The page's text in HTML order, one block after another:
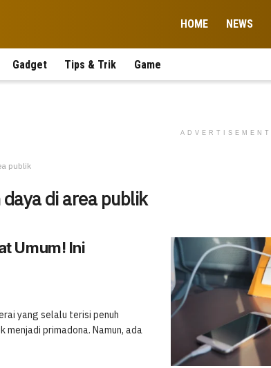
HOME NEWS
Gadget Tips & Trik Game
ADVERTISEMENT
publik
di area publik
Umum! Ini
yang selalu terisi penuh
primadona. Namun, ada